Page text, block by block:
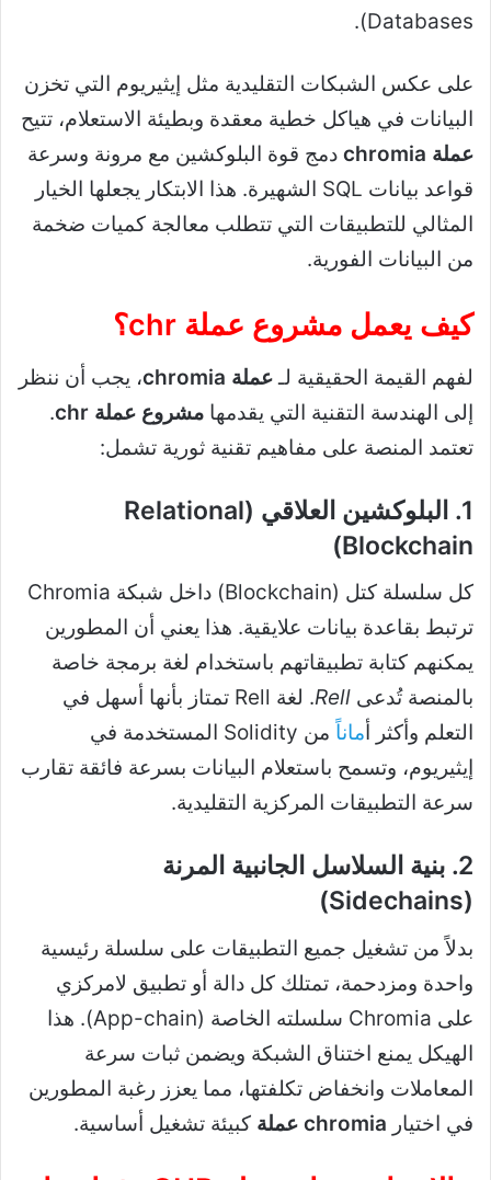
Databases).
على عكس الشبكات التقليدية مثل إيثيريوم التي تخزن
البيانات في هياكل خطية معقدة وبطيئة الاستعلام، تتيح
عملة chromia
دمج قوة البلوكشين مع مرونة وسرعة
قواعد بيانات SQL الشهيرة. هذا الابتكار يجعلها الخيار
المثالي للتطبيقات التي تتطلب معالجة كميات ضخمة
من البيانات الفورية.
كيف يعمل مشروع عملة chr؟
لفهم القيمة الحقيقية لـعملة chromia
، يجب أن ننظر
إلى الهندسة التقنية التي يقدمها مشروع عملة chr
.
تعتمد المنصة على مفاهيم تقنية ثورية تشمل:
1. البلوكشين العلاقي (Relational
Blockchain)
كل سلسلة كتل (Blockchain) داخل شبكة Chromia
ترتبط بقاعدة بيانات علايقية. هذا يعني أن المطورين
يمكنهم كتابة تطبيقاتهم باستخدام لغة برمجة خاصة
بالمنصة تُدعى Rell
. لغة Rell تمتاز بأنها أسهل في
التعلم وأكثر أمانا
ً من Solidity المستخدمة في
إيثيريوم، وتسمح باستعلام البيانات بسرعة فائقة تقارب
سرعة التطبيقات المركزية التقليدية.
2. بنية السلاسل الجانبية المرنة
(Sidechains)
بدلاً من تشغيل جميع التطبيقات على سلسلة رئيسية
واحدة ومزدحمة، تمتلك كل دالة أو تطبيق لامركزي
على Chromia سلسلته الخاصة (App-chain). هذا
الهيكل يمنع اختناق الشبكة ويضمن ثبات سرعة
المعاملات وانخفاض تكلفتها، مما يعزز رغبة المطورين
في اختيار chromia عملة كبيئة تشغيل أساسية.